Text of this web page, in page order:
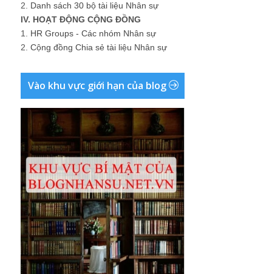
2. Danh sách 30 bộ tài liệu Nhân sự
IV. HOẠT ĐỘNG CỘNG ĐỒNG
1. HR Groups - Các nhóm Nhân sự
2. Cộng đồng Chia sẻ tài liệu Nhân sự
Vào khu vực giới hạn của blog